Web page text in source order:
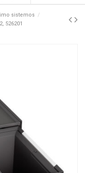
sistemos
526201